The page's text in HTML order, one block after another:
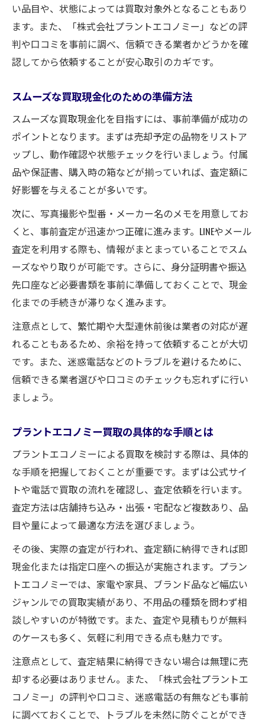
い品目や、状態によっては買取対象外となることもあり
ます。また、「株式会社プラントエコノミー」などの評
判や口コミを事前に調べ、信頼できる業者かどうかを確
認してから依頼することが安心取引のカギです。
スムーズな買取現金化のための準備方法
スムーズな買取現金化を目指すには、事前準備が成功の
ポイントとなります。まずは売却予定の品物をリストア
ップし、動作確認や状態チェックを行いましょう。付属
品や保証書、購入時の箱などが揃っていれば、査定額に
好影響を与えることが多いです。
次に、写真撮影や型番・メーカー名のメモを用意してお
くと、事前査定が迅速かつ正確に進みます。LINEやメール
査定を利用する際も、情報がまとまっていることでスム
ーズなやり取りが可能です。さらに、身分証明書や振込
先口座など必要書類を事前に準備しておくことで、現金
化までの手続きが滞りなく進みます。
注意点として、繁忙期や大型連休前後は業者の対応が遅
れることもあるため、余裕を持って依頼することが大切
です。また、迷惑電話などのトラブルを避けるために、
信頼できる業者選びや口コミのチェックも忘れずに行い
ましょう。
プラントエコノミー買取の具体的な手順とは
プラントエコノミーによる買取を検討する際は、具体的
な手順を把握しておくことが重要です。まずは公式サイ
トや電話で買取の流れを確認し、査定依頼を行います。
査定方法は店舗持ち込み・出張・宅配など複数あり、品
目や量によって最適な方法を選びましょう。
その後、実際の査定が行われ、査定額に納得できれば即
現金化または指定口座への振込が実施されます。プラン
トエコノミーでは、家電や家具、ブランド品など幅広い
ジャンルでの買取実績があり、不用品の種類を問わず相
談しやすいのが特徴です。また、査定や見積もりが無料
のケースも多く、気軽に利用できる点も魅力です。
注意点として、査定結果に納得できない場合は無理に売
却する必要はありません。また、「株式会社プラントエ
コノミー」の評判や口コミ、迷惑電話の有無なども事前
に調べておくことで、トラブルを未然に防ぐことができ